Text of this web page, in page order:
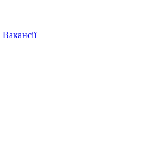
Вакансії